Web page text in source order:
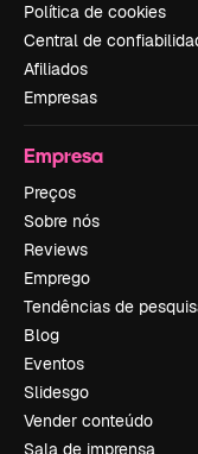
Política de cookies
Central de
Afiliados
Empresas
Empresa
Preços
Sobre nós
Reviews
Emprego
Tendências de
Blog
Eventos
Slidesgo
Vender conteúdo
Sala de imprensa